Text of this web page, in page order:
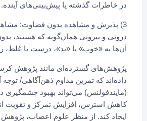
در خاطرات گذشته یا پیش‌بینی‌های آینده.
3) پذیرش و مشاهده بدون قضاوت:
درونی و بیرونی همان‌گونه که هستند،
آن‌ها به «خوب» یا «بد»، درست یا غلط،
داده‌اند که تمرین مداوم ذهن‌آگاهی/ توجه
(مایندفولنس) می‌تواند بهبود چشمگیری
کاهش استرس، افزایش تمرکز و تقویت
ایجاد کند. از منظر علوم اعصاب،